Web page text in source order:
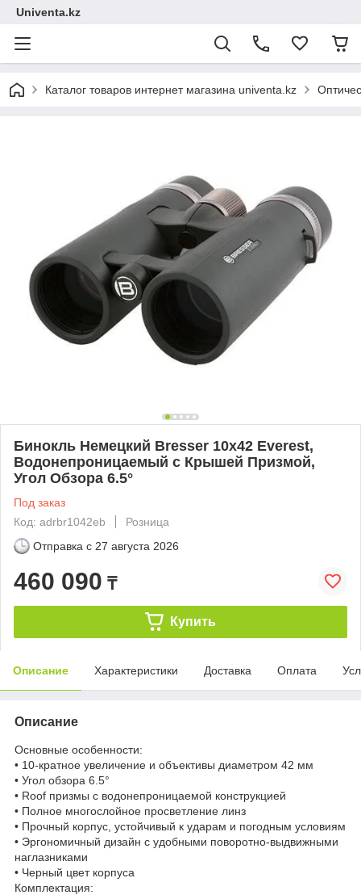
Univenta.kz
Каталог товаров интернет магазина univenta.kz
Бинокль Немецкий Bresser 10x42 Everest,
Водонепроницаемый с Крышей Призмой,
Угол Обзора 6.5°
Под заказ
Код: adrbr1042eb
Розница
Отправка с 27 августа 2026
460 090 ₸
Купить
Описание Характеристики Доставка Оплата
Описание
Основные особенности:
• 10-кратное увеличение и объективы диаметром 42 мм
• Угол обзора 6.5°
• Roof призмы с водонепроницаемой конструкцией
• Полное многослойное просветление линз
• Прочный корпус, устойчивый к ударам и погодным условиям
• Эргономичный дизайн с удобными поворотно-выдвижными
наглазниками
• Черный цвет корпуса
Комплектация: